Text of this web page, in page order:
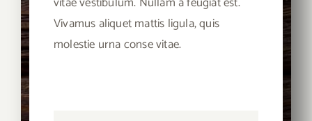
Vivamus aliquet mattis ligula, quis
molestie urna conse vitae.